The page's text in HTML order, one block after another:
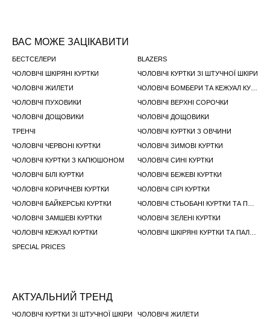
ВАС МОЖЕ ЗАЦІКАВИТИ
БЕСТСЕЛЕРИ
BLAZERS
ЧОЛОВІЧІ ШКІРЯНІ КУРТКИ
ЧОЛОВІЧІ КУРТКИ ЗІ ШТУЧНОЇ ШКІРИ
ЧОЛОВІЧІ ЖИЛЕТИ
ЧОЛОВІЧІ ПУХОВИКИ
ЧОЛОВІЧІ ВЕРХНІ СОРОЧКИ
ЧОЛОВІЧІ ДОЩОВИКИ
ЧОЛОВІЧІ ДОЩОВИКИ
ТРЕНЧІ
ЧОЛОВІЧІ КУРТКИ З ОВЧИНИ
ЧОЛОВІЧІ ЧЕРВОНІ КУРТКИ
ЧОЛОВІЧІ ЗИМОВІ КУРТКИ
ЧОЛОВІЧІ КУРТКИ З КАПЮШОНОМ
ЧОЛОВІЧІ СИНІ КУРТКИ
ЧОЛОВІЧІ БІЛІ КУРТКИ
ЧОЛОВІЧІ БЕЖЕВІ КУРТКИ
ЧОЛОВІЧІ КОРИЧНЕВІ КУРТКИ
ЧОЛОВІЧІ СІРІ КУРТКИ
ЧОЛОВІЧІ БАЙКЕРСЬКІ КУРТКИ
ЧОЛОВІЧІ ЗАМШЕВІ КУРТКИ
ЧОЛОВІЧІ ЗЕЛЕНІ КУРТКИ
ЧОЛОВІЧІ КЕЖУАЛ КУРТКИ
SPECIAL PRICES
АКТУАЛЬНИЙ ТРЕНД
ЧОЛОВІЧІ КУРТКИ ЗІ ШТУЧНОЇ ШКІРИ
ЧОЛОВІЧІ ЖИЛЕТИ